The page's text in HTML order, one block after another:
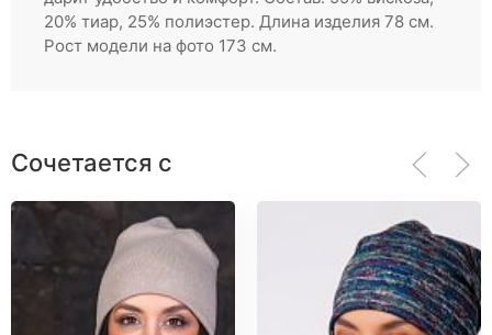
20% тиар, 25% полиэстер. Длина изделия 78 см.
Рост модели на фото 173 см.
Сочетается с